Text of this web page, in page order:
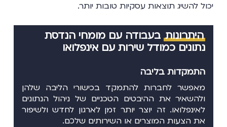
יכול להשיג תוצאות עסקיות טובות יותר.
היתרונותבעבודה עם מומחי הנדסת
נתונים כמודל שירות עם אינפלואו
התמקדות בליבה
מאפשר לחברות להתמקד בכישורי הליבה שלהן
ולהשאיר את ההיבטים הטכניים של ניהול הנתונים
לאינפלואו. זה יוצר יותר זמן לארגון לחדש ולשיפור
את הצעות המוצרים או השירותים שלכם.